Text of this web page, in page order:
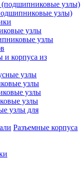
узлы)
узлы
узлы
корпуса из
узлы
узлы
узлы
узлы
узлы для
Разъемные корпуса